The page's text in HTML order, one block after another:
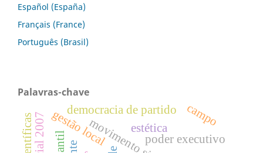
Español (España)
Français (France)
Português (Brasil)
Palavras-chave
poder executivo
gestão local
democracia de partido
estética campo